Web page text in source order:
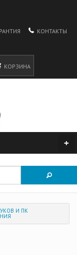
КОНТАКТЫ
КОРЗИНА
+
И ПК